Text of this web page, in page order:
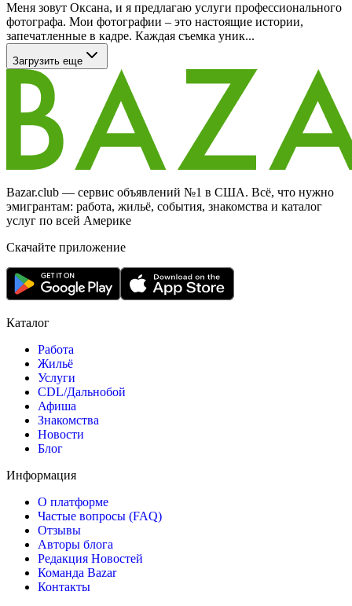
Меня зовут Оксана, и я предлагаю услуги профессионального
фотографа. Мои фотографии – это настоящие истории,
запечатленные в кадре. Каждая съемка уник...
Загрузить еще
Bazar.club — сервис объявлений №1 в США. Всё, что нужно
эмигрантам: работа, жильё, события, знакомства и каталог
услуг по всей Америке
Скачайте приложение
Каталог
Работа
Жильё
Услуги
CDL/Дальнобой
Афиша
Знакомства
Новости
Блог
Информация
О платформе
Частые вопросы (FAQ)
Отзывы
Авторы блога
Редакция Новостей
Команда Bazar
Контакты